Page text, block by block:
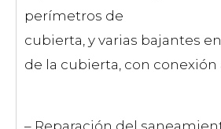
perímetros de
cubierta, y varias bajantes
de la cubierta, con conexión
– Reparación del